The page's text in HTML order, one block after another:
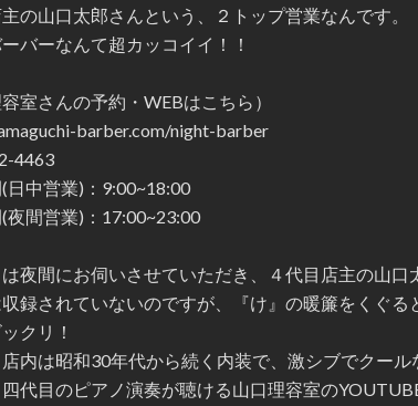
の山口太郎さんという、２トップ営業なんです。
バーなんて超カッコイイ！！
容室さんの予約・WEBはこちら）
barber.com/night-barber
4463
日中営業)：9:00~18:00
夜間営業)：17:00~23:00
夜間にお伺いさせていただき、４代目店主の山口
録されていないのですが、『け』の暖簾をくぐ
クリ！
内は昭和30年代から続く内装で、激シブでクール
代目のピアノ演奏が聴ける山口理容室の